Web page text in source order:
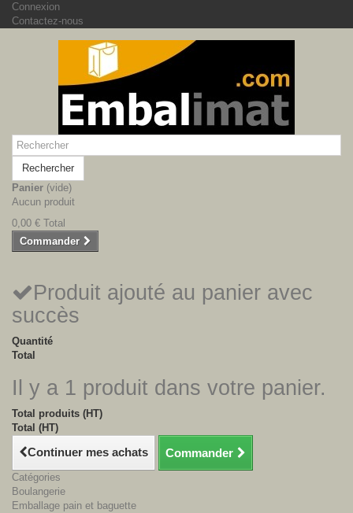
Connexion
Contactez-nous
Rechercher
Panier (vide)
Aucun produit
0,00 € Total
Commander
Produit ajouté au panier avec
succès
Quantité
Total
Il y a 1 produit dans votre panier.
Total produits (HT)
Total (HT)
Continuer mes achats Commander
Catégories
Boulangerie
Emballage pain et baguette